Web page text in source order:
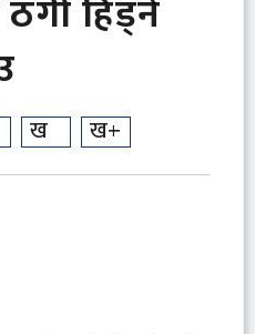
हिड्ने
ख ख+